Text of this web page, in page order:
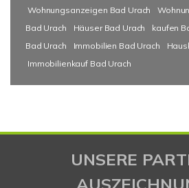
Wohnungsanzeigen Bad Urach
Bad Urach
Häuser Bad Urach kaufen
Bad Urach
Immobilien Bad Urach
Immobilienkauf Bad Urach
UNSERE